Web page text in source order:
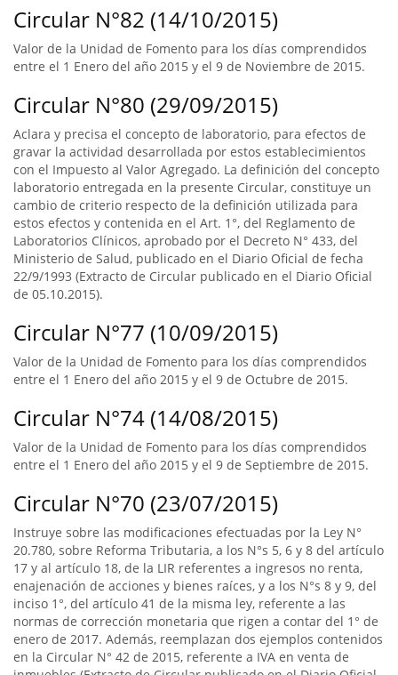
Circular N°82 (14/10/2015)
Valor de la Unidad de Fomento para los días comprendidos
entre el 1 Enero del año 2015 y el 9 de Noviembre de 2015.
Circular N°80 (29/09/2015)
Aclara y precisa el concepto de laboratorio, para efectos de
gravar la actividad desarrollada por estos establecimientos
con el Impuesto al Valor Agregado. La definición del concepto
laboratorio entregada en la presente Circular, constituye un
cambio de criterio respecto de la definición utilizada para
estos efectos y contenida en el Art. 1°, del Reglamento de
Laboratorios Clínicos, aprobado por el Decreto N° 433, del
Ministerio de Salud, publicado en el Diario Oficial de fecha
22/9/1993 (Extracto de Circular publicado en el Diario Oficial
de 05.10.2015).
Circular N°77 (10/09/2015)
Valor de la Unidad de Fomento para los días comprendidos
entre el 1 Enero del año 2015 y el 9 de Octubre de 2015.
Circular N°74 (14/08/2015)
Valor de la Unidad de Fomento para los días comprendidos
entre el 1 Enero del año 2015 y el 9 de Septiembre de 2015.
Circular N°70 (23/07/2015)
Instruye sobre las modificaciones efectuadas por la Ley N°
20.780, sobre Reforma Tributaria, a los N°s 5, 6 y 8 del artículo
17 y al artículo 18, de la LIR referentes a ingresos no renta,
enajenación de acciones y bienes raíces, y a los N°s 8 y 9, del
inciso 1°, del artículo 41 de la misma ley, referente a las
normas de corrección monetaria que rigen a contar del 1° de
enero de 2017. Además, reemplazan dos ejemplos contenidos
en la Circular N° 42 de 2015, referente a IVA en venta de